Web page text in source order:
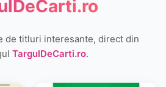
de titluri interesante, direct din
TargulDeCarti.ro.